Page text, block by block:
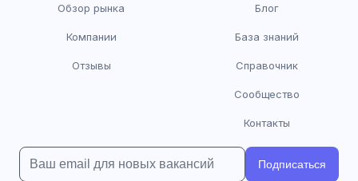
Обзор рынка
Компании
Отзывы
Блог
База знаний
Справочник
Сообщество
Контакты
Подписаться